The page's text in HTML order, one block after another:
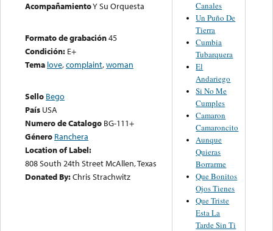
AcompañamientoY Su Orquesta
Formato de grabación45
Condición: E+
Tema love,complaint,woman
Sello Bego
País USA
Numero de Catalogo BG-111+
Género Ranchera
Location of Label:
808 South 24th Street McAllen, Texas
Donated By:Chris Strachwitz
Canales
Un Puño De
Tierra
Cumbia
Tubarquera
El
Andariego
Si No Me
Cumples
Camaron
Camaroncito
Aunque
Quieras
Borrarme
Que Bonitos
Ojos Tienes
Que Triste
Esta La
Tarde Sin Ti